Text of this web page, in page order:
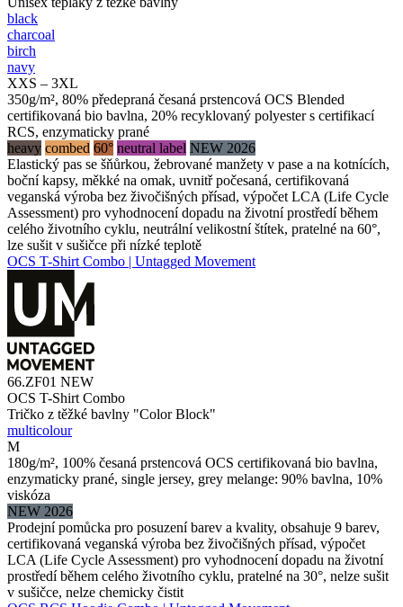
black
charcoal
birch
navy
XXS – 3XL
350g/m², 80% předepraná česaná prstencová OCS Blended
certifikovaná bio bavlna, 20% recyklovaný polyester s certifikací
RCS, enzymaticky prané
heavy combed 60° neutral label NEW 2026
Elastický pas se šňůrkou, žebrované manžety v pase a na kotnících,
boční kapsy, měkké na omak, uvnitř počesaná, certifikovaná
veganská výroba bez živočišných přísad, výpočet LCA (Life Cycle
Assessment) pro vyhodnocení dopadu na životní prostředí během
celého životního cyklu, neutrální velikostní štítek, pratelné na 60°,
lze sušit v sušičce při nízké teplotě
OCS T-Shirt Combo | Untagged Movement
66.ZF01 NEW
OCS T-Shirt Combo
Tričko z těžké bavlny "Color Block"
multicolour
M
180g/m², 100% česaná prstencová OCS certifikovaná bio bavlna,
enzymaticky prané, single jersey, grey melange: 90% bavlna, 10%
viskóza
NEW 2026
Prodejní pomůcka pro posuzení barev a kvality, obsahuje 9 barev,
certifikovaná veganská výroba bez živočišných přísad, výpočet
LCA (Life Cycle Assessment) pro vyhodnocení dopadu na životní
prostředí během celého životního cyklu, pratelné na 30°, nelze sušit
v sušičce, nelze chemicky čistit